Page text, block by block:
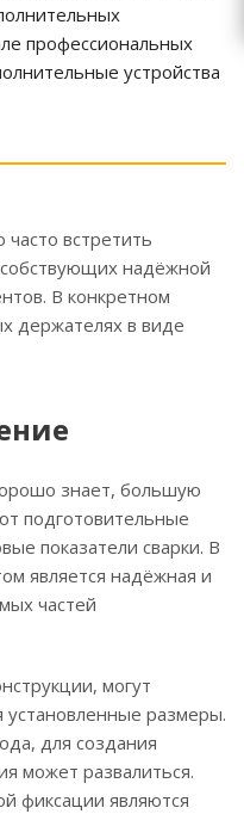
профессиональных
устройства
встретить
надёжной
В конкретном
держателях в виде
знает, большую
подготовительные
показатели сварки. В
является надёжная и
частей
могут
размеры.
для создания
может развалиться.
фиксации являются